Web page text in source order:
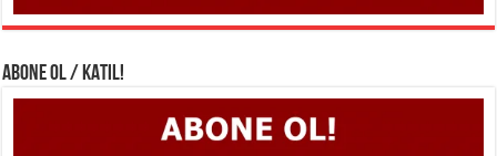
ABONE OL / KATIL!